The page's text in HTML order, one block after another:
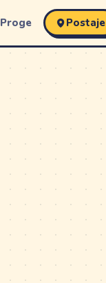
Proge Postaje